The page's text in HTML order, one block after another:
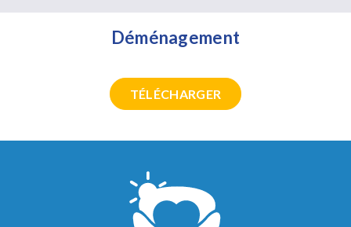
Déménagement
TÉLÉCHARGER